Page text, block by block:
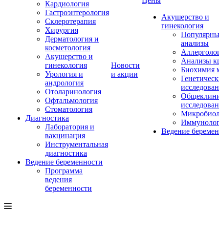
Кардиология
Гастроэнтерология
Склеротерапия
Хирургия
Дерматология и
косметология
Акушерство и
гинекология
Урология и
андрология
Отоларинология
Офтальмология
Стоматология
Диагностика
Лаборатория и
вакцинация
Инструментальная
диагностика
Ведение беременности
Программа
ведения
беременности
Новости
и акции
Акушерство и
гинекология
анализы
Анализы
Биохимия
Ведение